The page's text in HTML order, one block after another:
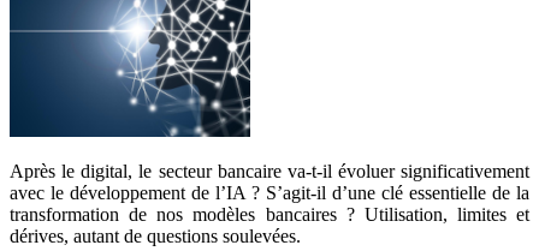
Après le digital, le secteur bancaire va-t-il évoluer significativement
avec le développement de l’IA ? S’agit-il d’une clé essentielle de la
transformation de nos modèles bancaires ? Utilisation, limites et
dérives, autant de questions soulevées.